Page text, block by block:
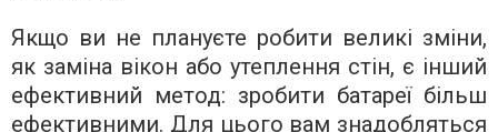
Якщо ви не плануєте робити великі зміни,
як заміна вікон або утеплення стін, є інший
ефективний метод: зробити батареї більш
ефективними. Для цього вам знадобляться